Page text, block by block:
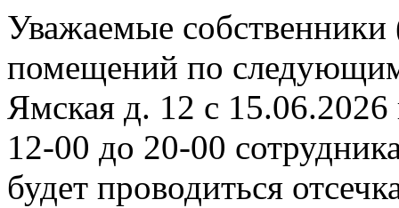
Уважаемые
помещений по
Ямская д. 12 с
12-00 до 20-00
будет проводиться